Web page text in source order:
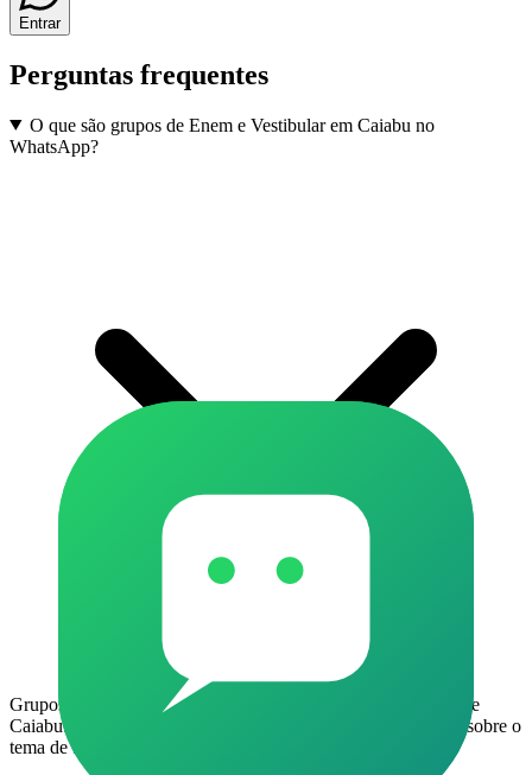
Entrar
Perguntas frequentes
O que são grupos de Enem e Vestibular em Caiabu no
WhatsApp?
Grupos de WhatsApp de Enem e Vestibular para moradores de
Caiabu. Os membros trocam dicas, experiências e conteúdos sobre o
tema de forma local.